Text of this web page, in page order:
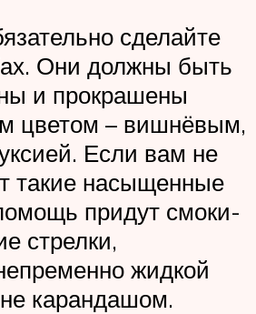
сделайте
Они должны быть
и прокрашены
цветом – вишнёвым,
Если вам не
такие насыщенные
придут смоки-
стрелки,
жидкой
карандашом.